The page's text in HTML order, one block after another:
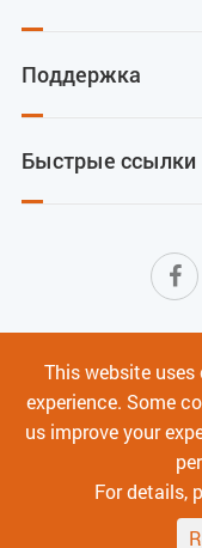
Поддержка
Быстрые ссылки
Карта сайта
Политика
Кибербезопасность
Авторское право ©
Shenzhen C-Data
This website
experience. Some
us improve your
For details,